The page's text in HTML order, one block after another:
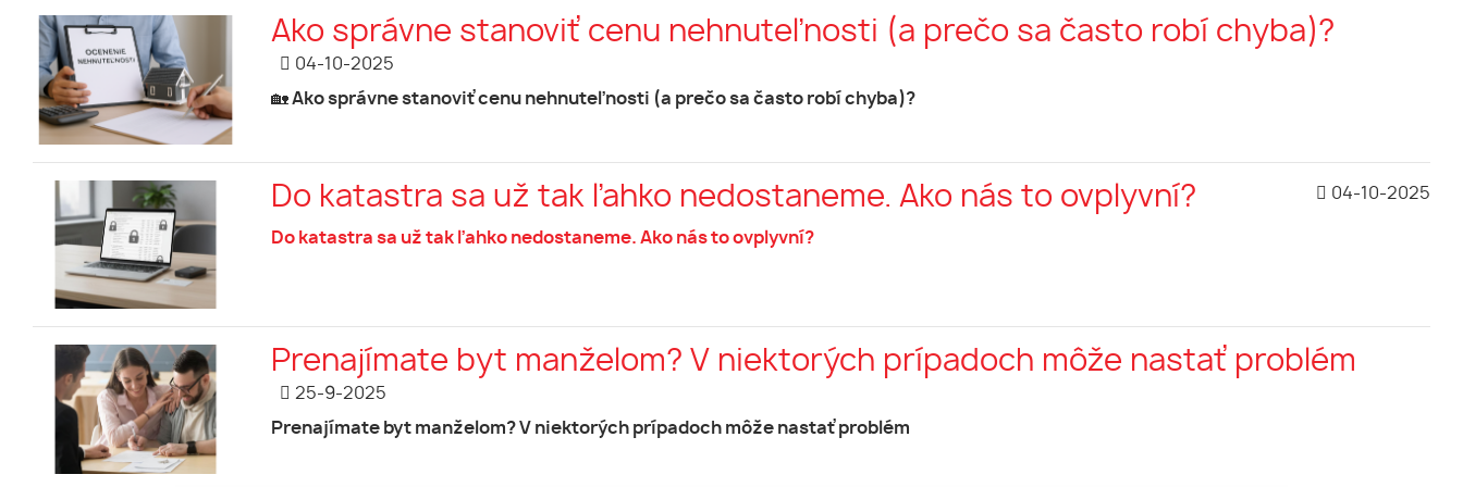
Ako správne stanoviť cenu nehnuteľnosti (a prečo sa často robí chyba)?
04-10-2025
🏡 Ako správne stanoviť cenu nehnuteľnosti (a prečo sa často robí chyba)?
Do katastra sa už tak ľahko nedostaneme. Ako nás to ovplyvní? 04-10-2025
Do katastra sa už tak ľahko nedostaneme. Ako nás to ovplyvní?
Prenajímate byt manželom? V niektorých prípadoch môže nastať problém
25-9-2025
Prenajímate byt manželom? V niektorých prípadoch môže nastať problém